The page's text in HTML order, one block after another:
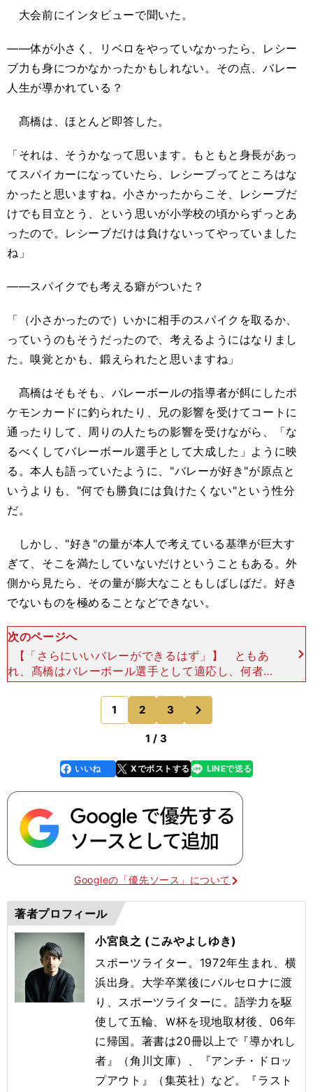
大会前にインタビューで聞いた。
――体が小さく、リベロをやっていなかったら、レシー
ブ力も身につかなかったかもしれない。その点、バレー
人生が導かれている？
髙橋は、ほとんど即答した。
「それは、そうかなって思います。もともと身長があっ
てスパイカーになっていたら、レシーブってところはな
かったと思いますね。小さかったからこそ、レシーブだ
けでも目立とう、という思いが小学校の頃からずっとあ
ったので。レシーブだけは負けないってやっていました
ね」
――スパイクでも考える癖がついた？
「（小さかったので）いかに相手のスパイクを取るか、
っていうのもそうだったので、考えるようにはなりまし
た。嗅覚とかも、鍛えられたと思いますね」
髙橋はそもそも、バレーボールの指導者が餌にしたポ
ケモンカードに釣られたり、兄の影響を受けてコートに
通ったりして、周りの人たちの影響を受けながら、「な
るべくしてバレーボール選手として大成した」ように映
る。本人も語っていたように、"バレーが好き"が原点と
いうよりも、"何でも勝負には負けたくない"という性分
だ。
しかし、"好き"の量が本人で考えている基準が巨大す
ぎて、そこを満たしていないだけということもある。外
側から見たら、その量が膨大なこともしばしばだ。好き
でないものを極めることなどできない。
次のページへ
【「さらにいいバレーができるはず」】 ともあ
れ、髙橋はバレーボール選手として適応し、何者か
に変わりたがっている。「バレーボールを夢のある
スポーツにしていきたいって思っています。今まで
になかったオン
1 2 3
1 / 3
faceboo
k
いいね Xでポストする
line LINEで送る
Googleの「優先ソース」について
著者プロフィール
小宮良之 (こみやよしゆき)
スポーツライター。1972年生まれ、横
浜出身。大学卒業後にバルセロナに渡
り、スポーツライターに。語学力を駆
使して五輪、Ｗ杯を現地取材後、06年
に帰国。著書は20冊以上で『導かれし
者』（角川文庫）、『アンチ・ドロッ
プアウト』（集英社）など。『ラスト